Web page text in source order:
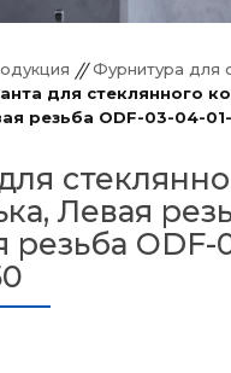
Фурнитура для
для стеклянного
резьба ODF-03-04-01-
Левая
резьба ODF-